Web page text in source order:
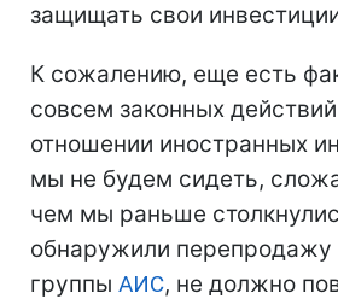
защищать свои
К сожалению, еще есть
совсем законных
отношении иностранных
мы не будем сидеть,
чем мы раньше
обнаружили перепродажу
группы АИС, не должно